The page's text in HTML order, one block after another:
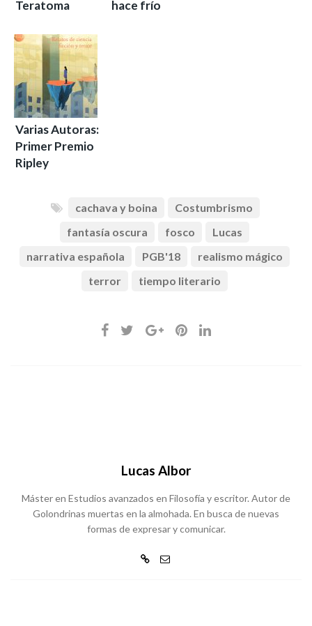
Teratoma hace frío
Varias Autoras:
Primer Premio
Ripley
cachava y boina
Costumbrismo
fantasía oscura
fosco
Lucas
narrativa española
PGB'18
realismo mágico
terror
tiempo literario
Lucas Albor
Máster en Estudios avanzados en Filosofía y escritor. Autor de
Golondrinas muertas en la almohada. En busca de nuevas
formas de expresar y comunicar.